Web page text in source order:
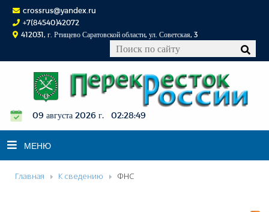
crossrus@yandex.ru
+7(84540)42072
412031, г. Ртищево Саратовской области, ул. Советская, 3
09 августа 2026 г. 02:28:50
МЕНЮ
Главная К сведению ФНС